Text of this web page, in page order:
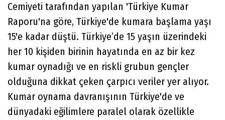
Cemiyeti tarafından yapılan 'Türkiye Kumar
Raporu'na göre, Türkiye'de kumara başlama yaşı
15'e kadar düştü. Türkiye’de 15 yaşın üzerindeki
her 10 kişiden birinin hayatında en az bir kez
kumar oynadığı ve en riskli grubun gençler
olduğuna dikkat çeken çarpıcı veriler yer alıyor.
Kumar oynama davranışının Türkiye'de ve
dünyadaki eğilimlere paralel olarak özellikle